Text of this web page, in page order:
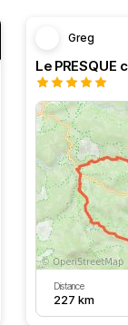
Greg
Distance
227 km